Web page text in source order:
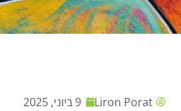
Liron Porat 9 ביוני, 2025